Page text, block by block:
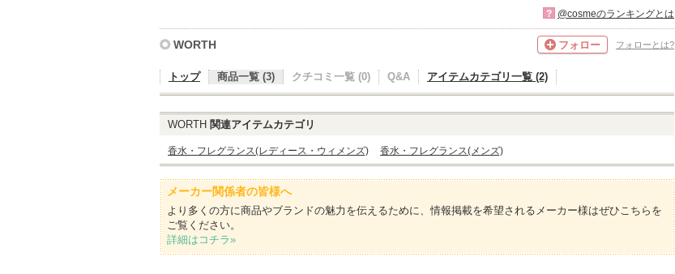
? @cosmeのランキングとは
WORTH フォロー フォローとは?
トップ 商品一覧 (3) クチコミ一覧 (0) Q&A アイテムカテゴリ一覧 (2)
WORTH 関連アイテムカテゴリ
香水・フレグランス(レディース・ウィメンズ) 香水・フレグランス(メンズ)
メーカー関係者の皆様へ
より多くの方に商品やブランドの魅力を伝えるために、情報掲載を希望されるメーカー様はぜひこちらを
ご覧ください。
詳細はコチラ»